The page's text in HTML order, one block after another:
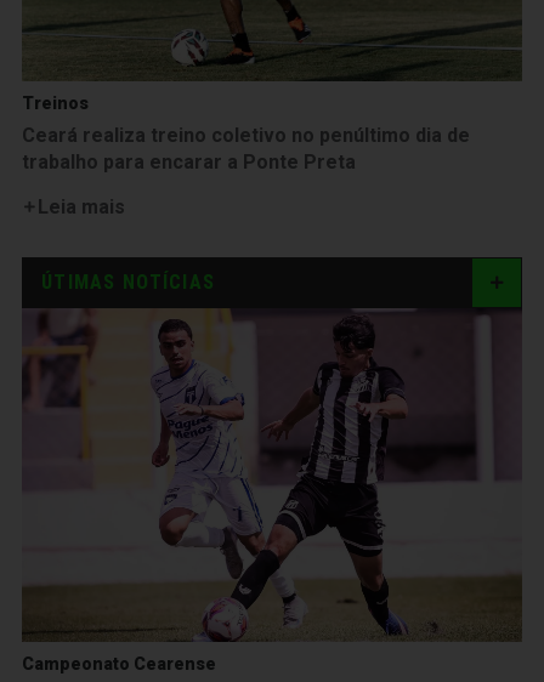
Treinos
Ceará realiza treino coletivo no penúltimo dia de
trabalho para encarar a Ponte Preta
Leia mais
ÚTIMAS NOTÍCIAS
Campeonato Cearense